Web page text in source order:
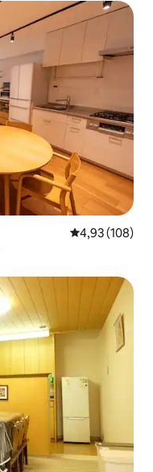
4,93 de uma
4,93 (108)